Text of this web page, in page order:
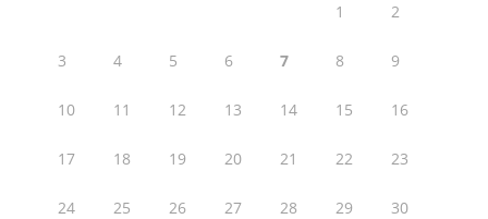
1 2
3 4 5 6 7 8 9
10 11 12 13 14 15 16
17 18 19 20 21 22 23
24 25 26 27 28 29 30